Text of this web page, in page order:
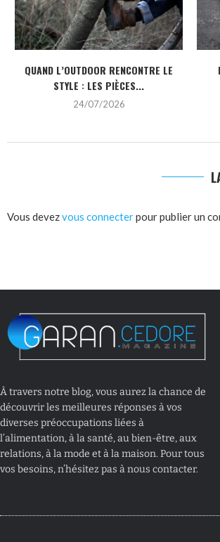
QUAND L’OUTDOOR RENCONTRE LE
STYLE : LES PIÈCES...
24/07/2026
Vous devezvous connecterpour publier un
À travers notre blog, vous aurez la chance de
découvrir les meilleures réponses à vos
diverses préoccupations liées à
l’alimentation, à la santé, au bien-être, aux
relations, à la mode et à la maison. Pour tous
vos besoins, n’hésitez pas à nous contacter.